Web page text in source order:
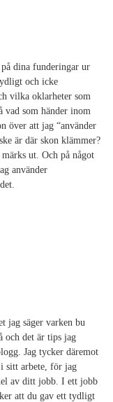
dina funderingar ur
och icke
vilka oklarheter som
vad som händer inom
över att jag “använder
är där skon klämmer?
ut. Och på något
använder
jag säger varken bu
och det är tips jag
Jag tycker däremot
sitt arbete, för jag
av ditt jobb. I ett jobb
att du gav ett tydligt